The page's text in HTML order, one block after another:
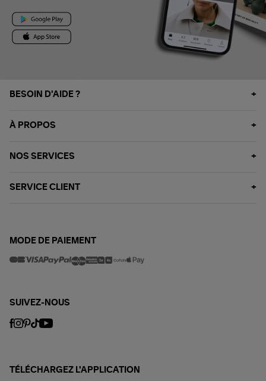
BESOIN D'AIDE ?
À PROPOS
NOS SERVICES
SERVICE CLIENT
MODE DE PAIEMENT
SUIVEZ-NOUS
TÉLÉCHARGEZ L'APPLICATION